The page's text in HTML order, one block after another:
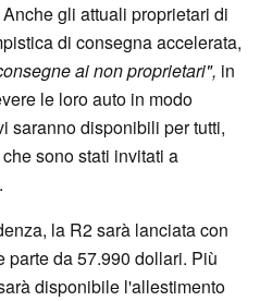
gli attuali proprietari di
di consegna accelerata,
ai non proprietari", in
le loro auto in modo
saranno disponibili per tutti,
sono stati invitati a
la R2 sarà lanciata con
parte da 57.990 dollari. Più
disponibile l'allestimento